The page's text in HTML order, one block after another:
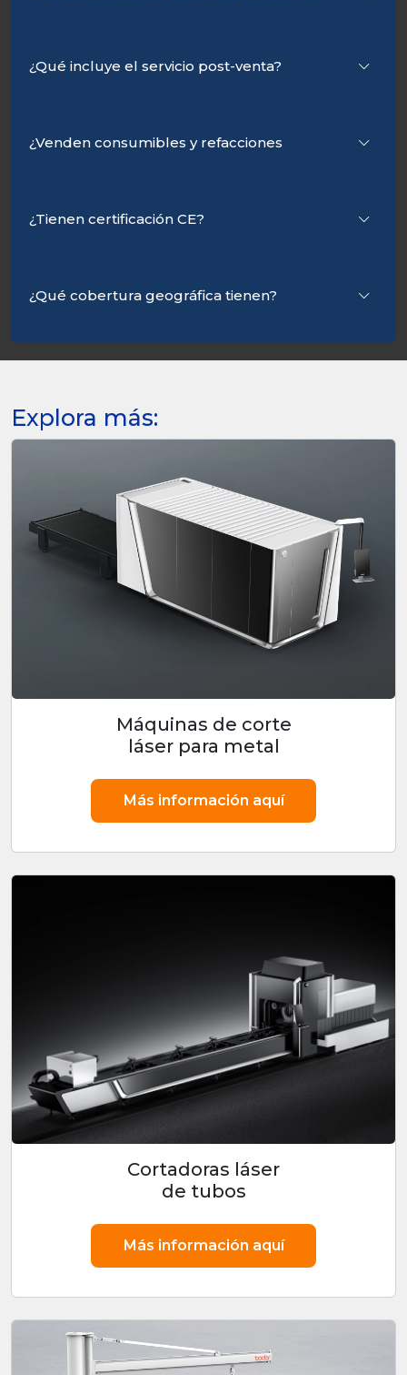
¿Qué incluye el servicio post-venta?
¿Venden consumibles y refacciones
¿Tienen certificación CE?
¿Qué cobertura geográfica tienen?
Explora más:
Máquinas de corte
láser para metal
Más información aquí
Cortadoras láser
de tubos
Más información aquí